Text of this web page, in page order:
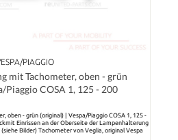
PIAGGIO
mit Tachometer, oben - grün
Piaggio COSA 1, 125 - 200
oben - grün (original) | Vespa/Piaggio COSA 1, 125 -
Einrissen an der Oberseite der Lampenhalterung
Bilder) Tachometer von Veglia, original Vespa